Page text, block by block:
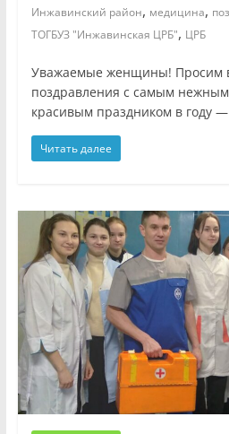
Инжавинский район, медицина,
ТОГБУЗ "Инжавинская ЦРБ", ЦРБ
Уважаемые женщины! Просим
поздравления с самым
красивым праздником в году
Читать далее